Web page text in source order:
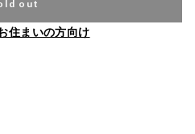
out
住まいの方向け